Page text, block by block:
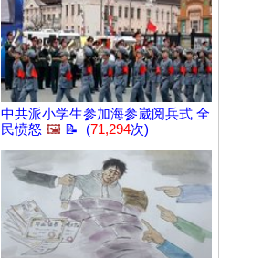
中共派小学生参加海参崴阅兵式 全
民愤怒 🖼️ 📝 (71,294次)